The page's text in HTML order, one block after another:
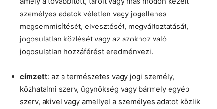
személyes adatok véletlen vagy jogellenes
megsemmisítését, elvesztését, megváltoztatását,
jogosulatlan közlését vagy az azokhoz való
jogosulatlan hozzáférést eredményezi.
címzett: az a természetes vagy jogi személy,
közhatalmi szerv, ügynökség vagy bármely egyéb
szerv, akivel vagy amellyel a személyes adatot közlik,